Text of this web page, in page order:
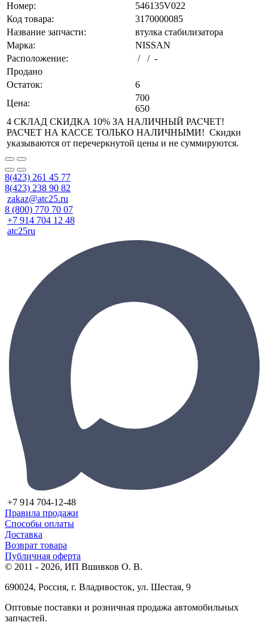
Номер:
546135V022
Код товара:
3170000085
Название запчасти:
втулка стабилизатора
Марка:
NISSAN
Расположение:
/ / -
Продано
Остаток:
6
Цена:
700
650
4 СКЛАД СКИДКА 10% ЗА НАЛИЧНЫЙ РАСЧЕТ!
РАСЧЕТ НА КАССЕ ТОЛЬКО НАЛИЧНЫМИ! Скидки
указываются от перечеркнутой цены и не суммируются.
8(423) 261 45 77
8(423) 238 90 82
zakaz@atc25.ru
8 (800) 770 70 07
+7 914 704 12 48
atc25ru
+7 914 704-12-48
Правила продажи
Способы оплаты
Доставка
Возврат товара
Публичная оферта
© 2011 - 2026, ИП Вшивков О. В.
690024, Россия, г. Владивосток, ул. Шестая, 9
Оптовые поставки и розничная продажа автомобильных
запчастей.